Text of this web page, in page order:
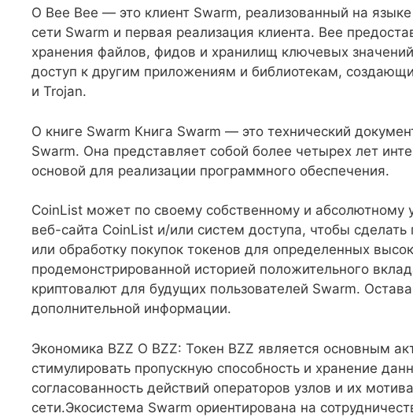
О Bee Bee — это клиент Swarm, реализованный на
сети Swarm и первая реализация клиента. Bee
хранения файлов, фидов и хранилищ ключевых
доступ к другим приложениям и библиотекам,
и Trojan.
О книге Swarm Книга Swarm — это технический
Swarm. Она представляет собой более четырех лет
основой для реализации программного обеспечения.
CoinList может по своему собственному и абсолютному
веб-сайта CoinList и/или систем доступа, чтобы
или обработку покупок токенов для определенных
продемонстрированной историей положительного
криптовалют для будущих пользователей Swarm.
дополнительной информации.
Экономика BZZ О BZZ: Токен BZZ является основным
стимулировать пропускную способность и хранение
согласованность действий операторов узлов и их
сети.Экосистема Swarm ориентирована на